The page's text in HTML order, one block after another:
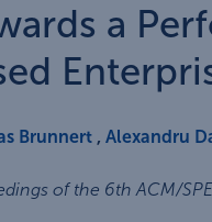
a
Brunnert , Alexandru
of the 6th ACM/